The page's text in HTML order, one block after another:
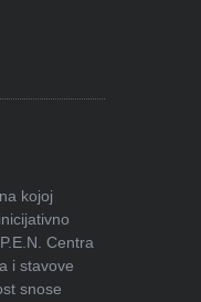
kojoj
Centra
i stavove
snose